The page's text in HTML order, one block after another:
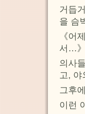
거듭
을 슴
《어
서…》
의사
고,
그후
이런